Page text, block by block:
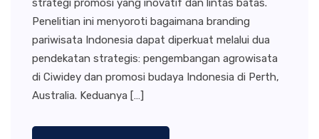
strategi promosi yang inovatif dan lintas batas.
Penelitian ini menyoroti bagaimana branding
pariwisata Indonesia dapat diperkuat melalui dua
pendekatan strategis: pengembangan agrowisata
di Ciwidey dan promosi budaya Indonesia di Perth,
Australia. Keduanya […]